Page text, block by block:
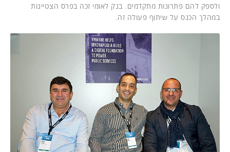
ולספק להם פתרונות מתקדמים. בנק לאומי זכה בפרס הצטיינות
במהלך הכנס על שיתוף פעולה זה.